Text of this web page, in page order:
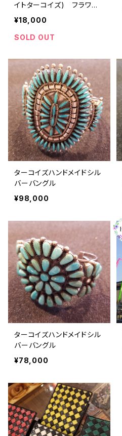
イトターコイズ) フラワー
リング
¥18,000
SOLD OUT
ターコイズハンドメイドシル
バーバングル
¥98,000
ターコイズハンドメイドシル
バーバングル
¥78,000